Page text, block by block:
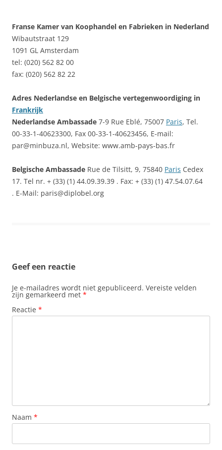
Franse Kamer van Koophandel en Fabrieken in Nederland
Wibautstraat 129
1091 GL Amsterdam
tel: (020) 562 82 00
fax: (020) 562 82 22
Adres Nederlandse en Belgische vertegenwoordiging in
Frankrijk
Nederlandse Ambassade 7-9 Rue Eblé, 75007 Paris, Tel.
00-33-1-40623300, Fax 00-33-1-40623456, E-mail:
par@minbuza.nl, Website: www.amb-pays-bas.fr
Belgische Ambassade Rue de Tilsitt, 9, 75840 Paris Cedex
17. Tel nr. + (33) (1) 44.09.39.39 . Fax: + (33) (1) 47.54.07.64
. E-Mail: paris@diplobel.org
Geef een reactie
Je e-mailadres wordt niet gepubliceerd. Vereiste velden
zijn gemarkeerd met *
Reactie *
Naam *